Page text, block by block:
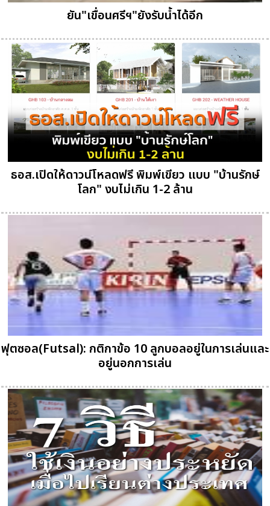
ยัน"เขื่อนศรีฯ"ยังรับน้ำได้อีก
ธอส.เปิดให้ดาวน์โหลดฟรี พิมพ์เขียว แบบ "บ้านรักษ์
โลก" งบไม่เกิน 1-2 ล้าน
ฟุตซอล(Futsal): กติกาข้อ 10 ลูกบอลอยู่ในการเล่นและ
อยู่นอกการเล่น